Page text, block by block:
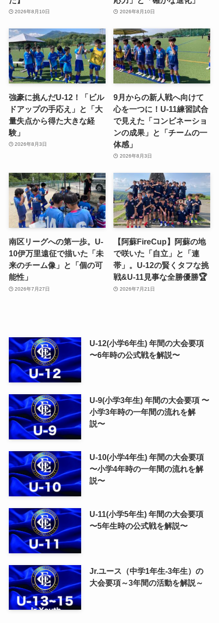
2026年8月10日 2026年8月10日
強豪に挑んだU-12！「ビル
ドアップの手応え」と「大
量失点から得た大きな経
験」
2026年8月3日
9月からの新人戦へ向けて
心を一つに！U-11練習試合
で見えた「コンビネーショ
ンの成果」と「チームの一
体感」
2026年8月3日
南区リーグへの第一歩。U-
10伊万里遠征で描いた「未
来のチーム像」と「個の可
能性」
2026年7月27日
【阿蘇FireCup】阿蘇の地
で咲いた「自立」と「連
帯」。U-12の賢くタフな挑
戦&U-11見事な全勝優勝🏆
2026年7月21日
U-12(小学6年生) 年間の大会要項
〜6年時の公式戦を解説〜
U-9(小学3年生) 年間の大会要項 〜
小学3年時の一年間の流れを解
説〜
U-10(小学4年生) 年間の大会要項
〜小学4年時の一年間の流れを解
説〜
U-11(小学5年生) 年間の大会要項
〜5年生時の公式戦を解説〜
Jr.ユース（中学1年生-3年生）の
大会要項～3年間の活動を解説～